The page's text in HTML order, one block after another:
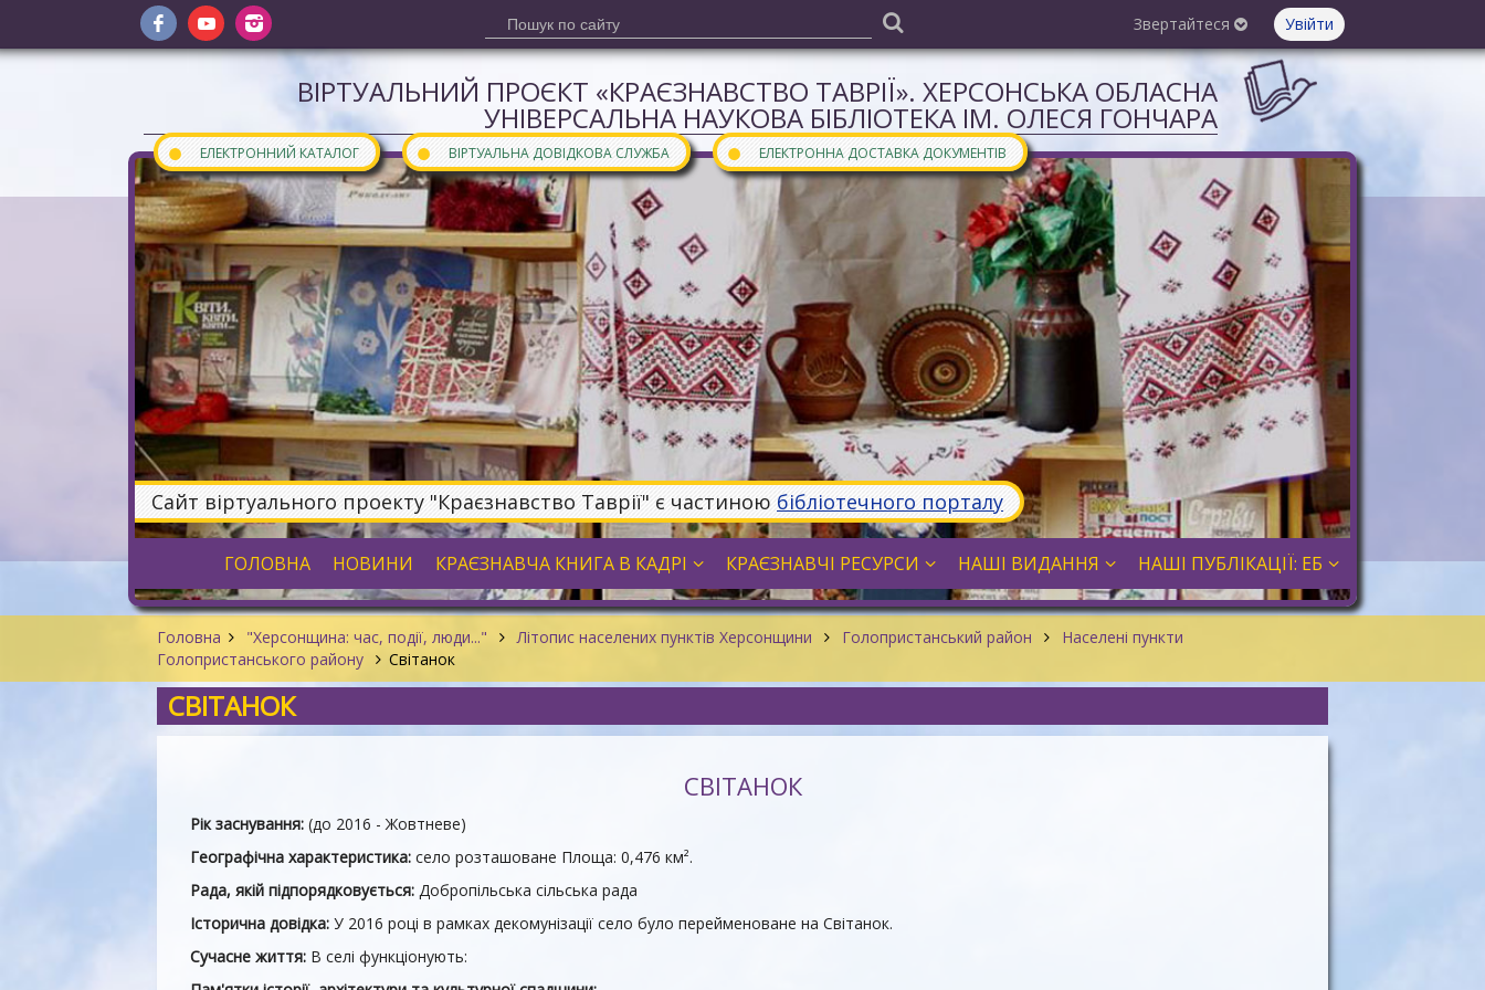
Звертайтеся Увійти
ВІРТУАЛЬНИЙ ПРОЄКТ «КРАЄЗНАВСТВО ТАВРІЇ». ХЕРСОНСЬКА ОБЛАСНА
УНІВЕРСАЛЬНА НАУКОВА БІБЛІОТЕКА ІМ. ОЛЕСЯ ГОНЧАРА
● ЕЛЕКТРОННИЙ КАТАЛОГ ● ВІРТУАЛЬНА ДОВІДКОВА СЛУЖБА ● ЕЛЕКТРОННА ДОСТАВКА ДОКУМЕНТІВ
Сайт віртуального проекту "Краєзнавство Таврії" є частиною бібліотечного порталу
ГОЛОВНА НОВИНИ КРАЄЗНАВЧА КНИГА В КАДРІ КРАЄЗНАВЧІ РЕСУРСИ НАШІ ВИДАННЯ НАШІ ПУБЛІКАЦІЇ: ЕБ
Головна "Херсонщина: час, події, люди..." Літопис населених пунктів Херсонщини Голопристанський район
Населені пункти
Голопристанського району
Світанок
СВІТАНОК
СВІТАНОК
Рік заснування: (до 2016 - Жовтневе)
Географічна характеристика: село розташоване Площа: 0,476 км².
Рада, якій підпорядковується: Добропільська сільська рада
Історична довідка: У 2016 році в рамках декомунізації село було перейменоване на Світанок.
Сучасне життя: В селі функціонують: